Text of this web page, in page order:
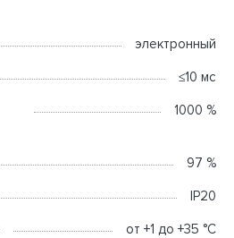
электронный
≤10 мс
1000 %
97 %
IP20
от +1 до +35 °C